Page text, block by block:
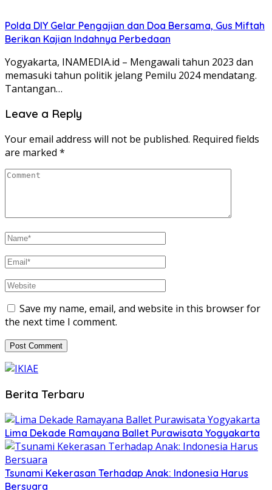
Polda DIY Gelar Pengajian dan Doa Bersama, Gus Miftah
Berikan Kajian Indahnya Perbedaan
Yogyakarta, INAMEDIA.id – Mengawali tahun 2023 dan
memasuki tahun politik jelang Pemilu 2024 mendatang.
Tantangan…
Leave a Reply
Your email address will not be published. Required fields
are marked *
Save my name, email, and website in this browser for
the next time I comment.
Berita Terbaru
Lima Dekade Ramayana Ballet Purawisata Yogyakarta
Tsunami Kekerasan Terhadap Anak: Indonesia Harus
Bersuara